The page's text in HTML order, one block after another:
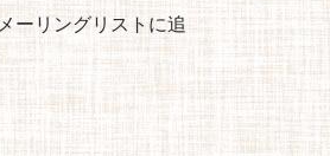
ーリングリストに追